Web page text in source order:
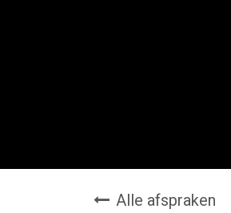
Alle afspraken